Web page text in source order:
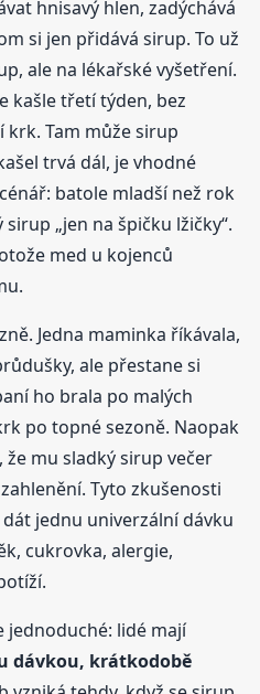
hnisavý hlen, zadýchává
si jen přidává sirup. To už
ale na lékařské vyšetření.
kašle třetí týden, bez
krk. Tam může sirup
trvá dál, je vhodné
batole mladší než rok
„jen na špičku lžičky“.
med u kojenců
Jedna maminka říkávala,
ale přestane si
ho brala po malých
po topné sezoně. Naopak
mu sladký sirup večer
Tyto zkušenosti
jednu univerzální dávku
cukrovka, alergie,
jednoduché: lidé mají
dávkou, krátkodobě